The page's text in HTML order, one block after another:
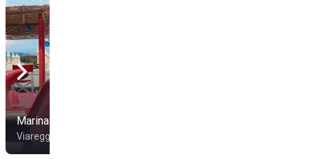
Marina Torre Beach
Viareggio